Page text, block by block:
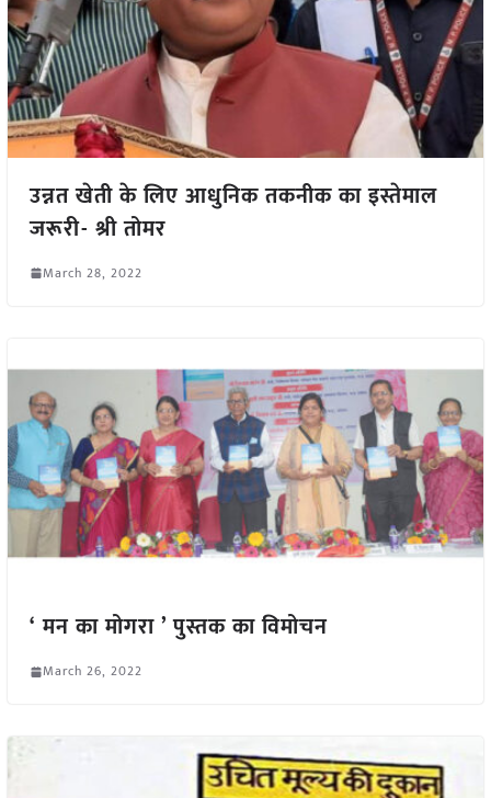
उन्नत खेती के लिए आधुनिक तकनीक का इस्तेमाल
जरूरी- श्री तोमर
March 28, 2022
‘ मन का मोगरा ’ पुस्तक का विमोचन
March 26, 2022